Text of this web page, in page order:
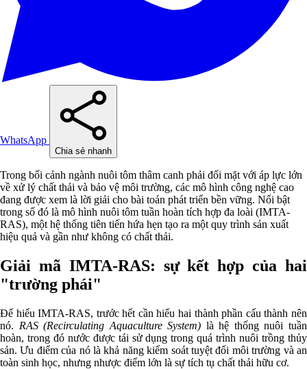
WhatsApp
Chia sẻ nhanh
Trong bối cảnh ngành nuôi tôm thâm canh phải đối mặt với áp lực lớn
về xử lý chất thải và bảo vệ môi trường, các mô hình công nghệ cao
đang được xem là lời giải cho bài toán phát triển bền vững. Nổi bật
trong số đó là mô hình nuôi tôm tuần hoàn tích hợp đa loài (IMTA-
RAS), một hệ thống tiên tiến hứa hẹn tạo ra một quy trình sản xuất
hiệu quả và gần như không có chất thải.
Giải mã IMTA-RAS: sự kết hợp của hai
"trường phái"
Để hiểu IMTA-RAS, trước hết cần hiểu hai thành phần cấu thành nên
nó. RAS (Recirculating Aquaculture System) là hệ thống nuôi tuần
hoàn, trong đó nước được tái sử dụng trong quá trình nuôi trồng thủy
sản. Ưu điểm của nó là khả năng kiểm soát tuyệt đối môi trường và an
toàn sinh học, nhưng nhược điểm lớn là sự tích tụ chất thải hữu cơ.